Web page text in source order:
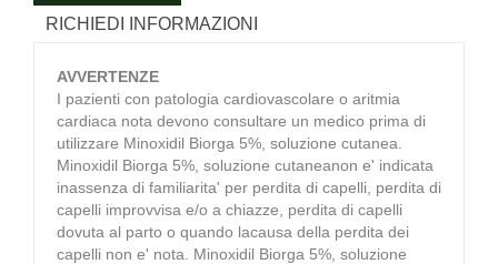
RICHIEDI INFORMAZIONI
AVVERTENZE
I pazienti con patologia cardiovascolare o aritmia
cardiaca nota devono consultare un medico prima di
utilizzare Minoxidil Biorga 5%, soluzione cutanea.
Minoxidil Biorga 5%, soluzione cutaneanon e' indicata
inassenza di familiarita' per perdita di capelli, perdita di
capelli improvvisa e/o a chiazze, perdita di capelli
dovuta al parto o quando lacausa della perdita dei
capelli non e' nota. Minoxidil Biorga 5%, soluzione